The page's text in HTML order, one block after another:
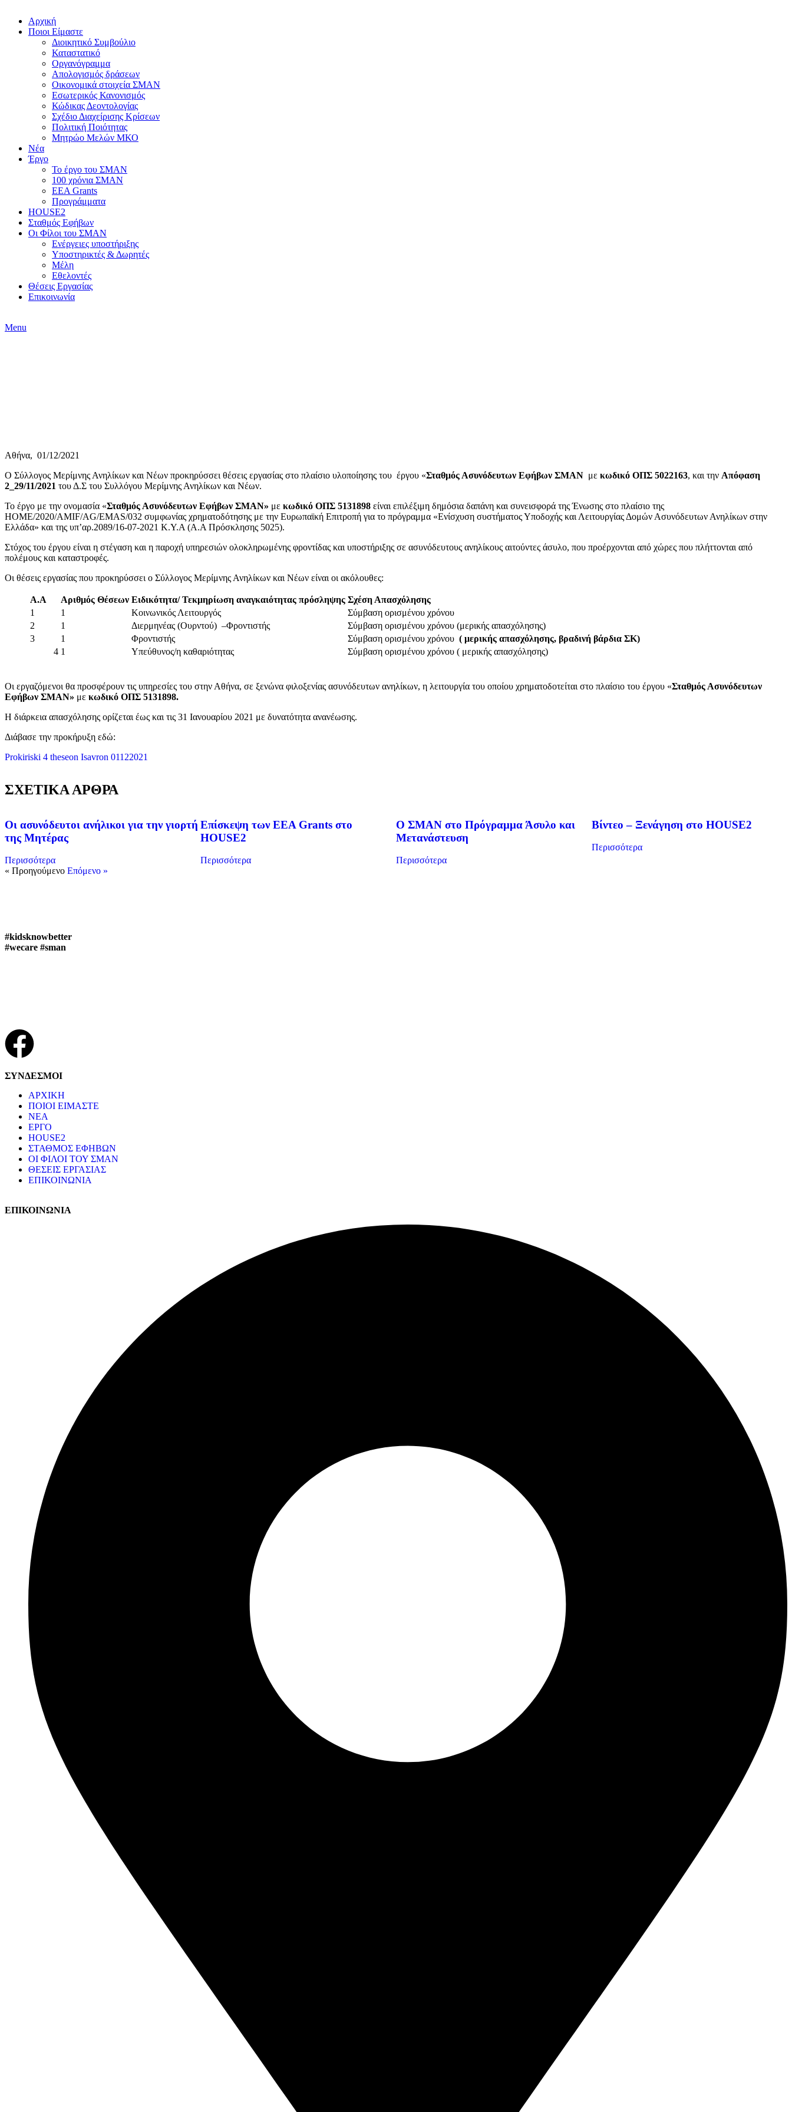
Αρχική
Ποιοι Είμαστε
Διοικητικό Συμβούλιο
Καταστατικό
Οργανόγραμμα
Απολογισμός δράσεων
Οικονομικά στοιχεία ΣΜΑΝ
Εσωτερικός Κανονισμός
Κώδικας Δεοντολογίας
Σχέδιο Διαχείρισης Κρίσεων
Πολιτική Ποιότητας
Μητρώο Μελών ΜΚΟ
Νέα
Έργο
Το έργο του ΣΜΑΝ
100 χρόνια ΣΜΑΝ
EEA Grants
Προγράμματα
HOUSE2
Σταθμός Εφήβων
Οι Φίλοι του ΣΜΑΝ
Ενέργειες υποστήριξης
Υποστηρικτές & Δωρητές
Μέλη
Εθελοντές
Θέσεις Εργασίας
Επικοινωνία
Menu
Αθήνα, 01/12/2021
Ο Σύλλογος Μερίμνης Ανηλίκων και Νέων προκηρύσσει θέσεις εργασίας στο πλαίσιο υλοποίησης του έργου «Σταθμός Ασυνόδευτων Εφήβων ΣΜΑΝ με κωδικό ΟΠΣ 5022163, και την Απόφαση
2_29/11/2021 του Δ.Σ του Συλλόγου Μερίμνης Ανηλίκων και Νέων.
Το έργο με την ονομασία «Σταθμός Ασυνόδευτων Εφήβων ΣΜΑΝ» με κωδικό ΟΠΣ 5131898 είναι επιλέξιμη δημόσια δαπάνη και συνεισφορά της Ένωσης στο πλαίσιο της
HOME/2020/AMIF/AG/EMAS/032 συμφωνίας χρηματοδότησης με την Ευρωπαϊκή Επιτροπή για το πρόγραμμα «Ενίσχυση συστήματος Υποδοχής και Λειτουργίας Δομών Ασυνόδευτων Ανηλίκων στην
Ελλάδα» και της υπ’αρ.2089/16-07-2021 Κ.Υ.Α (Α.Α Πρόσκλησης 5025).
Στόχος του έργου είναι η στέγαση και η παροχή υπηρεσιών ολοκληρωμένης φροντίδας και υποστήριξης σε ασυνόδευτους ανηλίκους αιτούντες άσυλο, που προέρχονται από χώρες που πλήττονται από
πολέμους και καταστροφές.
Οι θέσεις εργασίας που προκηρύσσει ο Σύλλογος Μερίμνης Ανηλίκων και Νέων είναι οι ακόλουθες:
Α.Α Αριθμός Θέσεων Ειδικότητα/ Τεκμηρίωση αναγκαιότητας πρόσληψης Σχέση Απασχόλησης
1
1 Κοινωνικός Λειτουργός
Σύμβαση ορισμένου χρόνου
2
1 Διερμηνέας (Ουρντού) –Φροντιστής
Σύμβαση ορισμένου χρόνου (μερικής απασχόλησης)
3
1 Φροντιστής Σύμβαση ορισμένου χρόνου ( μερικής απασχόλησης, βραδινή βάρδια ΣΚ)
4 1 Υπεύθυνoς/η καθαριότητας Σύμβαση ορισμένου χρόνου ( μερικής απασχόλησης)
Οι εργαζόμενοι θα προσφέρουν τις υπηρεσίες του στην Αθήνα, σε ξενώνα φιλοξενίας ασυνόδευτων ανηλίκων, η λειτουργία του οποίου χρηματοδοτείται στο πλαίσιο του έργου «Σταθμός Ασυνόδευτων
Εφήβων ΣΜΑΝ» με κωδικό ΟΠΣ 5131898.
Η διάρκεια απασχόλησης ορίζεται έως και τις 31 Ιανουαρίου 2021 με δυνατότητα ανανέωσης.
Διάβασε την προκήρυξη εδώ:
Prokiriski 4 theseon Isavron 01122021
ΣΧΕΤΙΚΑ ΑΡΘΡΑ
Οι ασυνόδευτοι ανήλικοι για την γιορτή
της Μητέρας
Περισσότερα
Επίσκεψη των EEA Grants στο
HOUSE2
Περισσότερα
Ο ΣΜΑΝ στο Πρόγραμμα Άσυλο και
Μετανάστευση
Περισσότερα
Βίντεο – Ξενάγηση στο HOUSE2
Περισσότερα
« Προηγούμενο Επόμενο »
#kidsknowbetter
#wecare #sman
ΣΥΝΔΕΣΜΟΙ
ΑΡΧΙΚΗ
ΠΟΙΟΙ ΕΙΜΑΣΤΕ
ΝΕΑ
ΕΡΓΟ
HOUSE2
ΣΤΑΘΜΟΣ ΕΦΗΒΩΝ
ΟΙ ΦΙΛΟΙ ΤΟΥ ΣΜΑΝ
ΘΕΣΕΙΣ ΕΡΓΑΣΙΑΣ
ΕΠΙΚΟΙΝΩΝΙΑ
ΕΠΙΚΟΙΝΩΝΙΑ